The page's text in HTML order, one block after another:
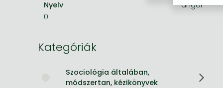
Bleach manga
Nyelv
angol
0
Kategóriák
Szociológia általában,
módszertan, kézikönyvek